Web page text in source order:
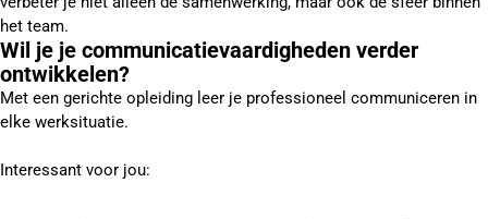
het team.
Wil je je communicatievaardigheden verder
ontwikkelen?
Met een gerichte opleiding leer je professioneel communiceren in
elke werksituatie.
Interessant voor jou: